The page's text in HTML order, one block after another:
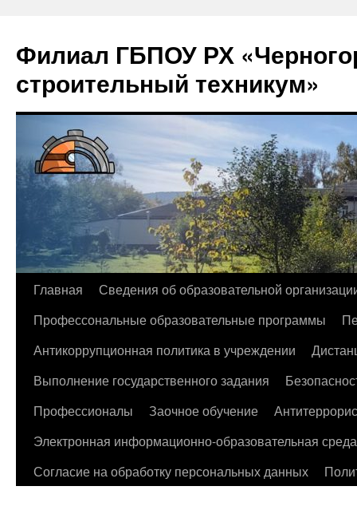
Филиал ГБПОУ РХ
строительный техникум»
Перейти
содержимому
Главная
Сведения об образовательной
Профессональные образовательные программы
Антикоррупционная политика в учреждении
Выполнение государственного задания
Профессионалы
Заочное обучение
Электронная информационно-образовательная среда
Согласие на обработку персональных данных